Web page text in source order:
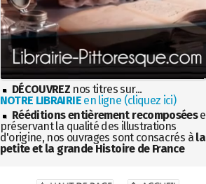
DÉCOUVREZ nos titres sur...
NOTRE LIBRAIRIEen ligne (cliquez ici)
Rééditions entièrement recomposées
préservant la qualité des illustrations
d'origine, nos ouvrages sont consacrés à la
petite et la grande Histoire de France